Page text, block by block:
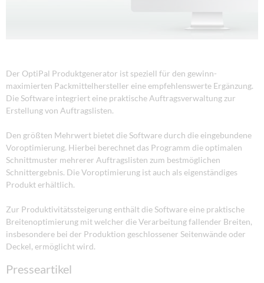
Der OptiPal Produktgenerator ist speziell für den gewinn-
maximierten Packmittelhersteller eine empfehlenswerte Ergänzung.
Die Software integriert eine praktische Auftragsverwaltung zur
Erstellung von Auftragslisten.
Den größten Mehrwert bietet die Software durch die eingebundene
Voroptimierung. Hierbei berechnet das Programm die optimalen
Schnittmuster mehrerer Auftragslisten zum bestmöglichen
Schnittergebnis. Die Voroptimierung ist auch als eigenständiges
Produkt erhältlich.
Zur Produktivitätssteigerung enthält die Software eine praktische
Breitenoptimierung mit welcher die Verarbeitung fallender Breiten,
insbesondere bei der Produktion geschlossener Seitenwände oder
Deckel, ermöglicht wird.
Presseartikel